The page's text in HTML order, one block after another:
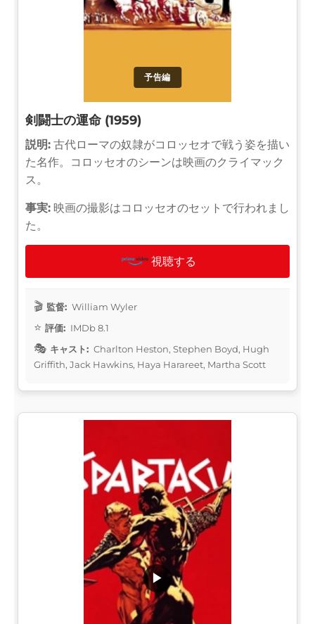
予告編
剣闘士の運命 (1959)
説明: 古代ローマの奴隷がコロッセオで戦う姿を描い
た名作。コロッセオのシーンは映画のクライマック
ス。
事実: 映画の撮影はコロッセオのセットで行われまし
た。
視聴する
監督: William Wyler
評価: IMDb 8.1
キャスト: Charlton Heston, Stephen Boyd, Hugh
Griffith, Jack Hawkins, Haya Harareet, Martha Scott
▶